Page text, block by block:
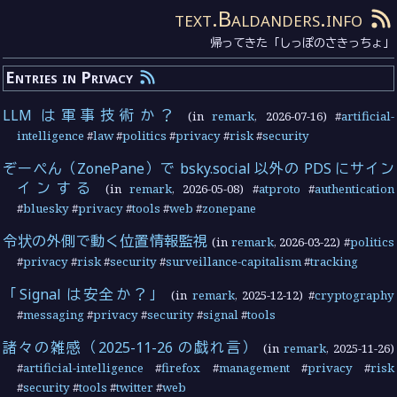
text.Baldanders.info
帰ってきた「しっぽのさきっちょ」
Entries in Privacy
LLM は軍事技術か？ (inremark, 2026-07-16) #artificial-
intelligence #law#politics #privacy#risk#security
ぞーぺん（ZonePane）で bsky.social 以外の PDS にサイン
インする
(in remark, 2026-05-08) #atproto #authentication
#bluesky#privacy#tools #web #zonepane
令状の外側で動く位置情報監視 (in remark, 2026-03-22) #politics
#privacy#risk#security#surveillance-capitalism#tracking
「Signal は安全か？」 (in remark, 2025-12-12) #cryptography
#messaging#privacy#security#signal#tools
諸々の雑感（2025-11-26 の戯れ言） (in remark, 2025-11-26)
#artificial-intelligence #firefox #management#privacy#risk
#security#tools #twitter#web